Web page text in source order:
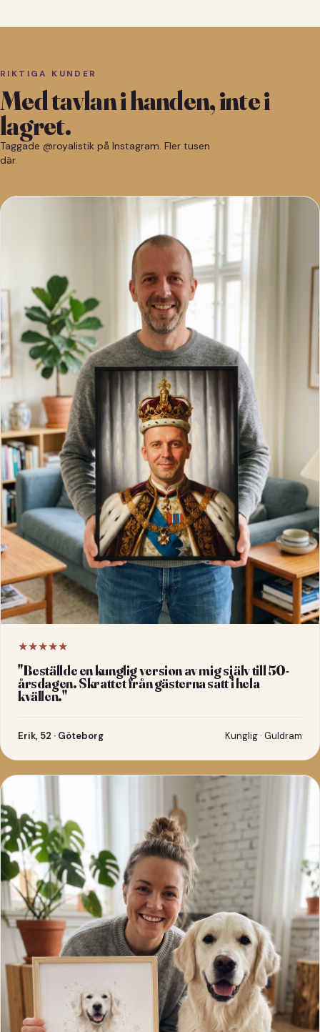
RIKTIGA KUNDER
Med tavlan i handen, inte i
lagret.
Taggade @royalistik på Instagram. Fler tusen
där.
★★★★★
"Beställde en kunglig version av mig själv till 50-
årsdagen. Skrattet från gästerna satt i hela
kvällen."
Erik, 52 · Göteborg Kunglig · Guldram